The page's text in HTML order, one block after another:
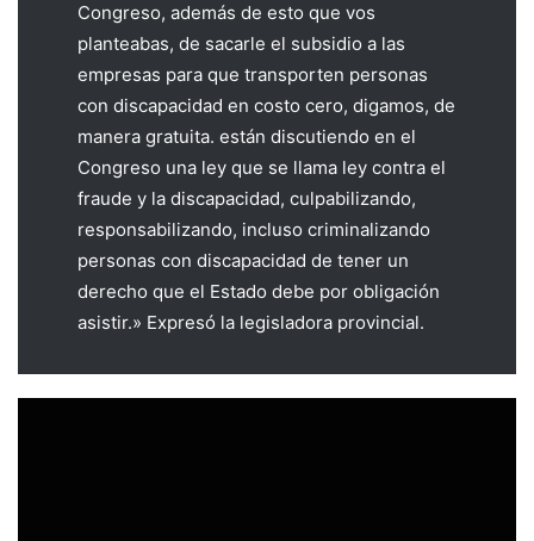
Congreso, además de esto que vos
planteabas, de sacarle el subsidio a las
empresas para que transporten personas
con discapacidad en costo cero, digamos, de
manera gratuita. están discutiendo en el
Congreso una ley que se llama ley contra el
fraude y la discapacidad, culpabilizando,
responsabilizando, incluso criminalizando
personas con discapacidad de tener un
derecho que el Estado debe por obligación
asistir.» Expresó la legisladora provincial.